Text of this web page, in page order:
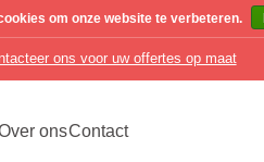
ons voor uw offertes op maat
onsContact
om onze website te verbeteren.